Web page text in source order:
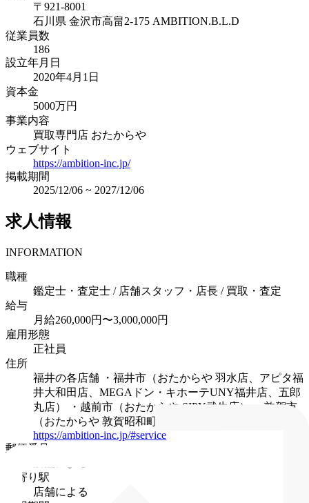
〒 921-8001
石川県 金沢市高畠2-175 AMBITION.B.L.D
従業員数
186
設立年月日
2020年4月1日
資本金
5000万円
事業内容
買取専門店 おたからや
ウェブサイト
https://ambition-inc.jp/
掲載期間
2025/12/06 ~ 2027/12/06
求人情報
INFORMATION
職種
鑑定士・査定士 / 店舗スタッフ・店長 / 買取・査定
給与
月給260,000円〜3,000,000円
雇用形態
正社員
住所
福井の各店舗
・福井市（おたからや 羽水店、アピタ福
井大和田店、MEGAドン・キホーテUNY福井店、五郎
丸店）
・越前市（おたからや SIPY武生店）
・敦賀市
（おたからや 敦賀昭和町店）
https://ambition-inc.jp/#service
郵便番号
最寄り駅
店舗による